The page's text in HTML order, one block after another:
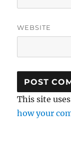
WEBSITE
This site
how your